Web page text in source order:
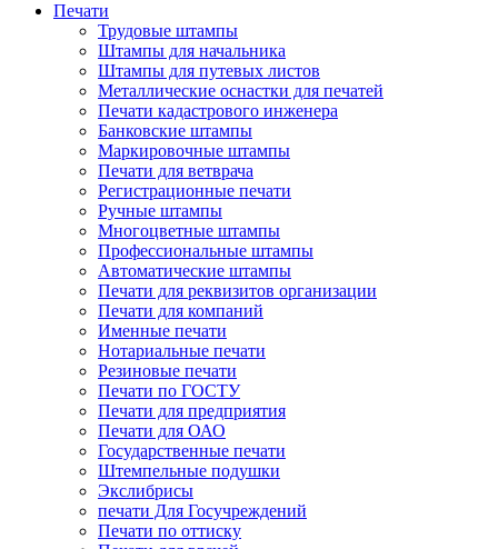
Печати
Трудовые штампы
Штампы для начальника
Штампы для путевых листов
Металлические оснастки для печатей
Печати кадастрового инженера
Банковские штампы
Маркировочные штампы
Печати для ветврача
Регистрационные печати
Ручные штампы
Многоцветные штампы
Профессиональные штампы
Автоматические штампы
Печати для реквизитов организации
Печати для компаний
Именные печати
Нотариальные печати
Резиновые печати
Печати по ГОСТУ
Печати для предприятия
Печати для ОАО
Государственные печати
Штемпельные подушки
Экслибрисы
печати Для Госучреждений
Печати по оттиску